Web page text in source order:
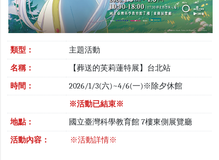
類型： 主題活動
名稱： 【葬送的芙莉蓮特展】台北站
時間： 2026/1/3(六)~4/6(一)※除夕休館
※活動已結束※
地點： 國立臺灣科學教育館 7樓東側展覽廳
活動內容： ※活動詳情※